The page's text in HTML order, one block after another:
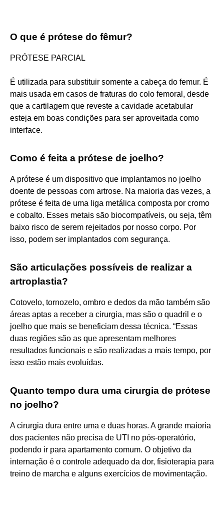
O que é prótese do fêmur?
PRÓTESE PARCIAL
É utilizada para substituir somente a cabeça do femur. É
mais usada em casos de fraturas do colo femoral, desde
que a cartilagem que reveste a cavidade acetabular
esteja em boas condições para ser aproveitada como
interface.
Como é feita a prótese de joelho?
A prótese é um dispositivo que implantamos no joelho
doente de pessoas com artrose. Na maioria das vezes, a
prótese é feita de uma liga metálica composta por cromo
e cobalto. Esses metais são biocompatíveis, ou seja, têm
baixo risco de serem rejeitados por nosso corpo. Por
isso, podem ser implantados com segurança.
São articulações possíveis de realizar a
artroplastia?
Cotovelo, tornozelo, ombro e dedos da mão também são
áreas aptas a receber a cirurgia, mas são o quadril e o
joelho que mais se beneficiam dessa técnica. “Essas
duas regiões são as que apresentam melhores
resultados funcionais e são realizadas a mais tempo, por
isso estão mais evoluídas.
Quanto tempo dura uma cirurgia de prótese
no joelho?
A cirurgia dura entre uma e duas horas. A grande maioria
dos pacientes não precisa de UTI no pós-operatório,
podendo ir para apartamento comum. O objetivo da
internação é o controle adequado da dor, fisioterapia para
treino de marcha e alguns exercícios de movimentação.